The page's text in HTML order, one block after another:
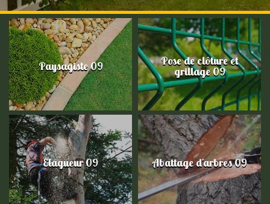
Paysagiste 09 Pose de clôture et
grillage 09
Elagueur 09 Abattage d'arbres 09